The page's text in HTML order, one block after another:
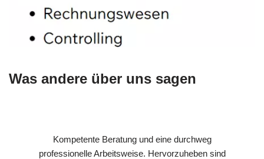
Was andere über uns sagen
Kompetente Beratung und eine durchweg
professionelle Arbeitsweise. Hervorzuheben sind